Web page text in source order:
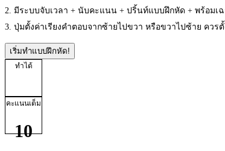
2. มีระบบจับเวลา + นับคะแนน + ปริ้นท์แบบฝึกหัด + พร้อมเ
3. ปุ่มตั้งค่าเรียงคำตอบจากซ้ายไปขวา หรือขวาไปซ้าย คว
เริ่มทำแบบฝึกหัด!
ทำได้
คะแนนเต็ม
10